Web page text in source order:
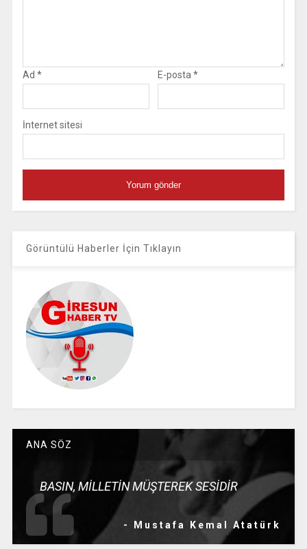
Ad * E-posta*
İnternet sitesi
Görüntülü Haberler İçin Tıklayın
ANA SÖZ
BASIN, MİLLETİN MÜŞTEREK SESİDİR
- Mustafa Kemal Atatürk